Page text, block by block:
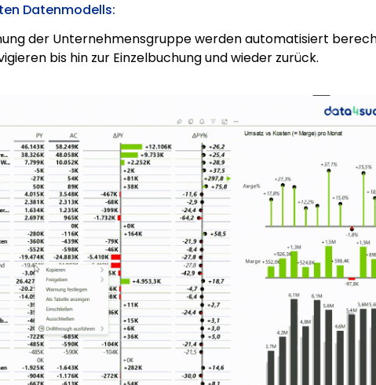
Datenmodells:
der Unternehmensgruppe werden automatisiert
bis hin zur Einzelbuchung und wieder zurück.